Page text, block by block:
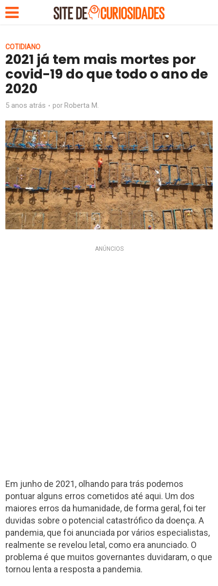
COTIDIANO
2021 já tem mais mortes por
covid-19 do que todo o ano de
2020
5 anos atrás por Roberta M.
ANÚNCIOS
Em junho de 2021, olhando para trás podemos
pontuar alguns erros cometidos até aqui. Um dos
maiores erros da humanidade, de forma geral, foi ter
duvidas sobre o potencial catastrófico da doença. A
pandemia, que foi anunciada por vários especialistas,
realmente se revelou letal, como era anunciado. O
problema é que muitos governantes duvidaram, o que
tornou lenta a resposta a pandemia.